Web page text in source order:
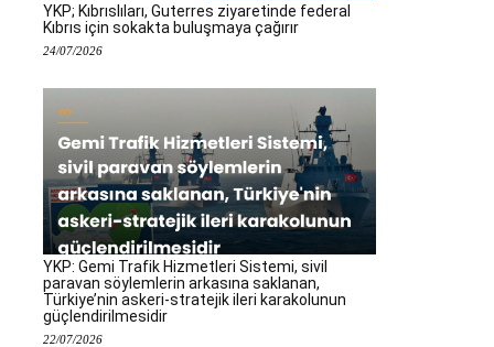
YKP; Kıbrıslıları, Guterres ziyaretinde federal
Kıbrıs için sokakta buluşmaya çağırır
24/07/2026
YKP: Gemi Trafik Hizmetleri Sistemi, sivil
paravan söylemlerin arkasına saklanan,
Türkiye’nin askeri-stratejik ileri karakolunun
güçlendirilmesidir
22/07/2026